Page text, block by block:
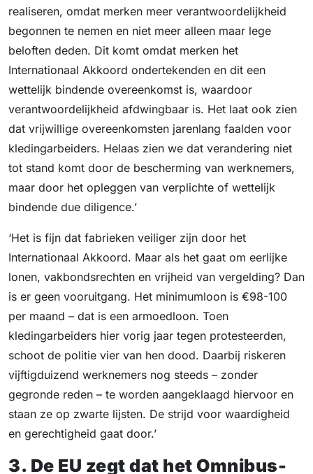
realiseren, omdat merken meer verantwoordelijkheid
begonnen te nemen en niet meer alleen maar lege
beloften deden. Dit komt omdat merken het
Internationaal Akkoord ondertekenden en dit een
wettelijk bindende overeenkomst is, waardoor
verantwoordelijkheid afdwingbaar is. Het laat ook zien
dat vrijwillige overeenkomsten jarenlang faalden voor
kledingarbeiders. Helaas zien we dat verandering niet
tot stand komt door de bescherming van werknemers,
maar door het opleggen van verplichte of wettelijk
bindende due diligence.’
‘Het is fijn dat fabrieken veiliger zijn door het
Internationaal Akkoord. Maar als het gaat om eerlijke
lonen, vakbondsrechten en vrijheid van vergelding? Dan
is er geen vooruitgang. Het minimumloon is €98-100
per maand – dat is een armoedloon. Toen
kledingarbeiders hier vorig jaar tegen protesteerden,
schoot de politie vier van hen dood. Daarbij riskeren
vijftigduizend werknemers nog steeds – zonder
gegronde reden – te worden aangeklaagd hiervoor en
staan ze op zwarte lijsten. De strijd voor waardigheid
en gerechtigheid gaat door.’
3. De EU zegt dat het Omnibus-